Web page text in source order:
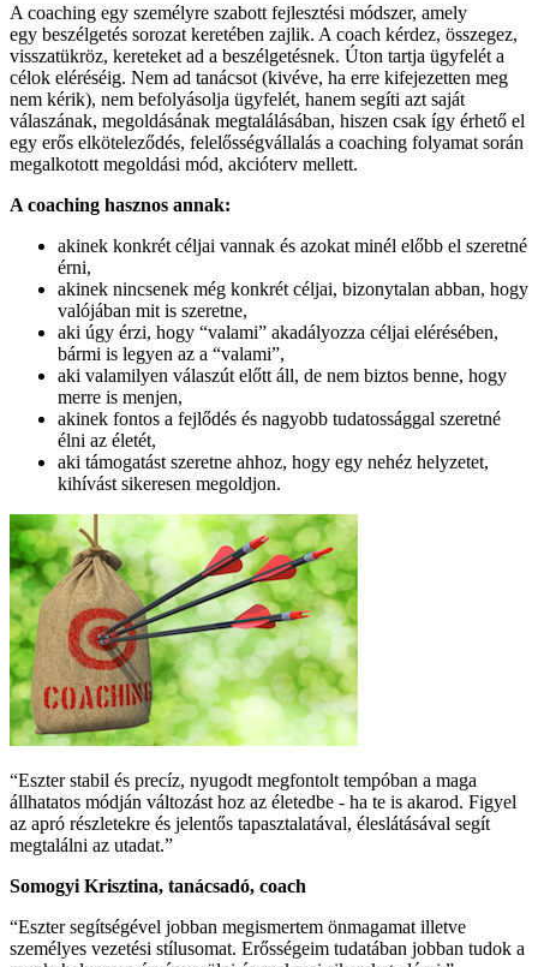
A coaching egy személyre szabott fejlesztési módszer, amely
egy beszélgetés sorozat keretében zajlik. A coach kérdez, összegez,
visszatükröz, kereteket ad a beszélgetésnek. Úton tartja ügyfelét a
célok eléréséig. Nem ad tanácsot (kivéve, ha erre kifejezetten meg
nem kérik), nem befolyásolja ügyfelét, hanem segíti azt saját
válaszának, megoldásának megtalálásában, hiszen csak így érhető el
egy erős elköteleződés, felelősségvállalás a coaching folyamat során
megalkotott megoldási mód, akcióterv mellett.
A coaching hasznos annak:
akinek konkrét céljai vannak és azokat minél előbb el szeretné
érni,
akinek nincsenek még konkrét céljai, bizonytalan abban, hogy
valójában mit is szeretne,
aki úgy érzi, hogy “valami” akadályozza céljai elérésében,
bármi is legyen az a “valami”,
aki valamilyen válaszút előtt áll, de nem biztos benne, hogy
merre is menjen,
akinek fontos a fejlődés és nagyobb tudatossággal szeretné
élni az életét,
aki támogatást szeretne ahhoz, hogy egy nehéz helyzetet,
kihívást sikeresen megoldjon.
“Eszter stabil és precíz, nyugodt megfontolt tempóban a maga
állhatatos módján változást hoz az életedbe - ha te is akarod. Figyel
az apró részletekre és jelentős tapasztalatával, éleslátásával segít
megtalálni az utadat.”
Somogyi Krisztina, tanácsadó, coach
“Eszter segítségével jobban megismertem önmagamat illetve
személyes vezetési stílusomat. Erősségeim tudatában jobban tudok a